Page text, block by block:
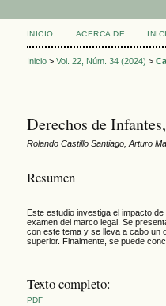
INICIO ACERCA DE
Inicio> Vol. 22, Núm. 34 (2024) >
Derechos de
Rolando Castillo Santiago, Arturo
Resumen
Este estudio investiga el impacto
examen del marco legal. Se
con este tema y se lleva a cabo un
superior. Finalmente, se puede
Texto completo:
PDF